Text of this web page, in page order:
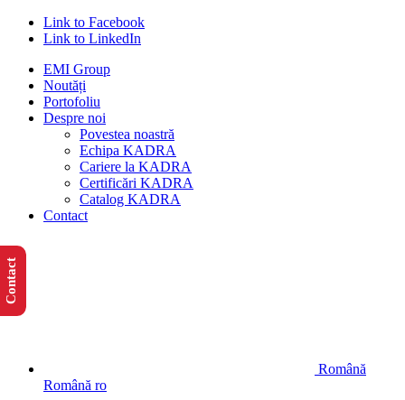
Link to Facebook
Link to LinkedIn
EMI Group
Noutăți
Portofoliu
Despre noi
Povestea noastră
Echipa KADRA
Cariere la KADRA
Certificări KADRA
Catalog KADRA
Contact
Română
Română ro
Contact